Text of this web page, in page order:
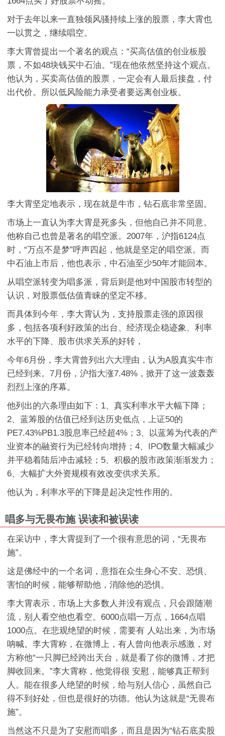
对于去年以来一直独领风骚持续上涨的股票，李大霄也
一以贯之，继续唱空。
李大霄曾提出一个著名的观点：“买高估值的创业板股
票，不如48块钱买中石油。”现在他依然坚持这个观点。
他认为，买卖高估值的股票，一定会有人最后接盘，付
出代价。所以低风险能力承受者要远离创业板。
李大霄坚定地表示，现在就是牛市，钻石底非常坚固。
市场上一直认为李大霄是死多头，但他自己并不同意。
他称自己也曾是著名的唱空派。2007年，沪指6124点
时，“万点不是梦”呼声四起，他就是坚定的唱空派。而
中石油上市后，他也表示，中石油至少50年才能回本。
从唱空派转变为唱多派，背后则是他对中国股市转型的
认识，对股票低估值青睐的坚定不移。
而具体到今年，李大霄认为，支持股票走强的原因很
多，包括各项利好政策的出台、经济现企稳迹象、利率
水平的下降、股市供求关系的好转，
今年6月份，李大霄曾列出六大理由，认为A股真实牛市
已经到来。7月份，沪指大涨7.48%，掀开了这一波轰轰
烈烈上涨的序幕。
他列出的六条理由如下：1、真实利率水平大幅下降；
2、蓝筹股的估值已经到达历史低点，上证50的
PE7.43%PB1.3股息率已经超4%；3、以蓝筹为代表的产
业资本的融资行为已经转向增持；4、
IPO数量大幅减少
并平稳着陆后冲击减轻；5、积极的股市政策渐渐发力；
6、大幅扩大外资规模有效改变供求关系。
他认为，利率水平的下降是起决定性作用的。
唱多与无畏布施 误读和被误读
在采访中，李大霄提到了一个很有意思的词，“无畏布
施”。
这是佛经中的一个名词，意指在众生身心不安、恐惧、
害怕的时候，能够帮助他，消除他的恐惧。
李大霄表示，市场上大多数人并没有观点，只会跟随潮
流，别人看空他也看空。6000点唱一万点，1664点唱
1000点。在悲观绝望的时候，需要有 人站出来，为市场
呐喊。李大霄称，在微博上，有人曾向他表示感激，对
方称他“一只脚已经跨出天台，就是看了你的微博，才把
脚收回来。”李大霄称，他觉得很 安慰，能够真正帮到
人。能在很多人绝望的时候，给与别人信心，虽然自己
得不到好处，但也是很好的功德。他认为这就是“无畏布
施”。
当然这不只是为了安慰而唱多，而且是因为“钻石底卖股